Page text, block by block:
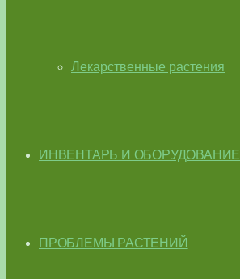
Лекарственные растения
ИНВЕНТАРЬ И ОБОРУДОВАНИЕ
ПРОБЛЕМЫ РАСТЕНИЙ